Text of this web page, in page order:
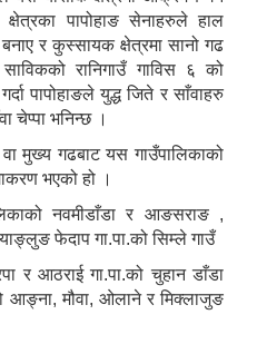
पापोहाङ सेनाहरुले हाल
र कुस्सायक क्षेत्रमा सानो गढ
रानिगाउँ गाविस ६ को
पापोहाङले युद्ध जिते र साँवाहरु
चेप्पा भनिन्छ ।
मुख्य गढबाट यस गाउँपालिकाको
भएको हो ।
नवमीडाँडा र आङसराङ ,
फेदाप गा.पा.को सिम्ले गाउँ
र आठराई गा.पा.को चुहान डाँडा
आङ्ना, मौवा, ओलाने र मिक्लाजुङ